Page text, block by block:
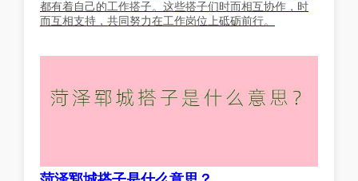
都有着自己的工作搭子。这些搭子们时而相互协作，时
而互相支持，共同努力在工作岗位上砥砺前行。